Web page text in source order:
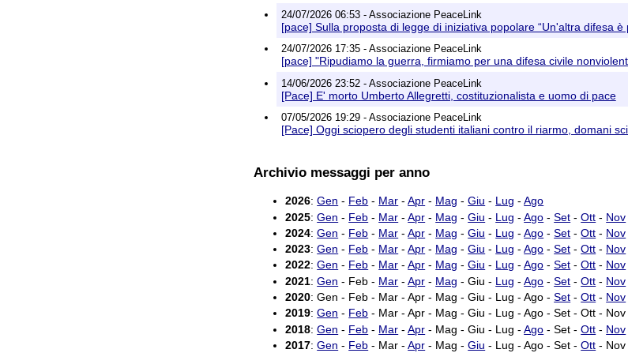
24/07/2026 06:53 - Associazione PeaceLink
[pace] Sulla proposta di legge di iniziativa popolare “Un'altra difesa
24/07/2026 17:35 - Associazione PeaceLink
[pace] "Ripudiamo la guerra, firmiamo per una difesa civile
14/06/2026 23:52 - Associazione PeaceLink
[Pace] E' morto Umberto Allegretti, costituzionalista e uomo di pace
07/05/2026 19:29 - Associazione PeaceLink
[Pace] Oggi sciopero degli studenti italiani contro il riarmo, domani
Archivio messaggi per anno
2026:Gen - Feb - Mar -Apr - Mag -Giu - Lug -Ago
2025:Gen - Feb - Mar -Apr - Mag -Giu - Lug -Ago -Set -Ott - Nov
2024:Gen - Feb - Mar -Apr - Mag -Giu - Lug -Ago -Set -Ott - Nov
2023:Gen - Feb - Mar -Apr - Mag -Giu - Lug -Ago -Set -Ott - Nov
2022:Gen - Feb - Mar -Apr - Mag -Giu - Lug -Ago -Set -Ott - Nov
2021:Gen - Feb - Mar -Apr - Mag - Giu - Lug -Ago -Set -Ott - Nov
2020: Gen - Feb - Mar - Apr - Mag - Giu - Lug - Ago -Set -Ott - Nov
2019:Gen - Feb - Mar - Apr - Mag - Giu - Lug - Ago - Set - Ott - Nov
2018:Gen - Feb - Mar -Apr - Mag - Giu - Lug -Ago - Set -Ott - Nov
2017:Gen - Feb - Mar -Apr - Mag -Giu - Lug - Ago - Set -Ott - Nov